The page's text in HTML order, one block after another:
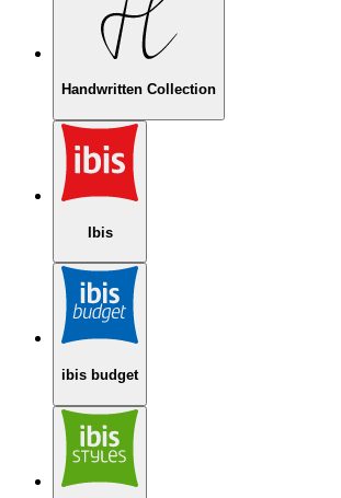
Handwritten Collection
Ibis
ibis budget